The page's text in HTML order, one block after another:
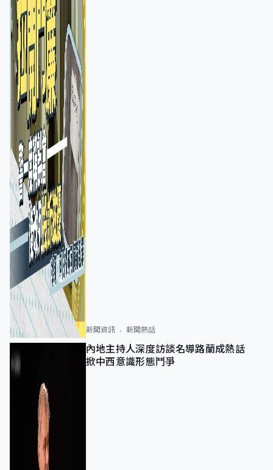
新聞資訊 新聞熱話
內地主持人深度訪談名導路蘭成熱話
掀中西意識形態鬥爭